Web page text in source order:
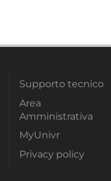
Supporto tecnico
Area
Amministrativa
MyUnivr
Privacy policy